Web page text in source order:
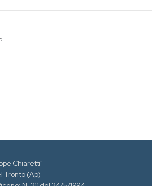
Chiaretti"
Tronto (Ap)